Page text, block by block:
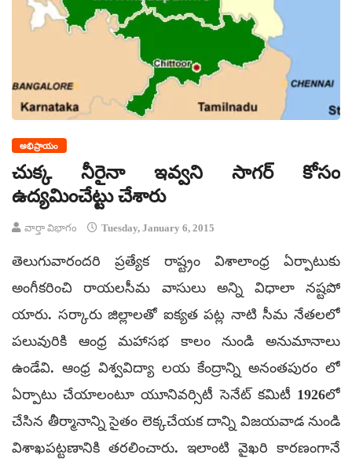
అభిప్రాయం
చుక్క నీరైనా ఇవ్వని సాగర్ కోసం
ఉద్యమించేట్టు చేశారు
వార్తా విభాగం Tuesday, January 6, 2015
తెలుగువారందరి ప్రత్యేక రాష్ట్రం విశాలాంధ్ర ఏర్పాటుకు
అంగీకరించి రాయలసీమ వాసులు అన్ని విధాలా నష్టపో
యారు. సర్కారు జిల్లాలతో ఐక్యత పట్ల నాటి సీమ నేతలలో
పలువురికి ఆంధ్ర మహాసభ కాలం నుండి అనుమానాలు
ఉండేవి. ఆంధ్ర విశ్వవిద్యా లయ కేంద్రాన్ని అనంతపురం లో
ఏర్పాటు చేయాలంటూ యూనివర్సిటీ సెనేట్ కమిటీ 1926లో
చేసిన తీర్మానాన్ని సైతం లెక్కచేయక దాన్ని విజయవాడ నుండి
విశాఖపట్టణానికి తరలించారు. ఇలాంటి వైఖరి కారణంగానే